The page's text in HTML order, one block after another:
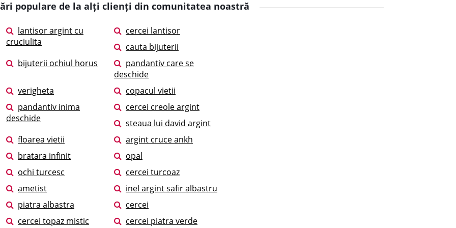
populare de la alți clienți din comunitatea noastră
lantisor argint cu
cruciulita
cercei lantisor
cauta bijuterii
bijuterii ochiul horus
pandantiv care se
deschide
verigheta
copacul vietii
pandantiv inima
deschide
cercei creole argint
steaua lui david argint
floarea vietii
argint cruce ankh
bratara infinit
opal
ochi turcesc
cercei turcoaz
ametist
inel argint safir albastru
piatra albastra
cercei
cercei topaz mistic
cercei piatra verde